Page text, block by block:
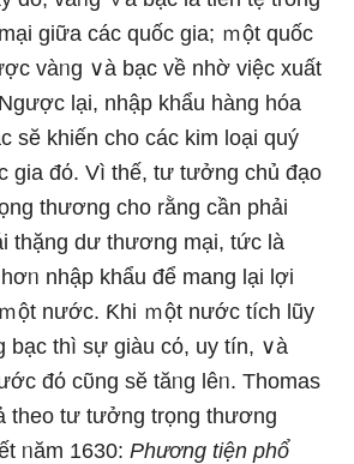
ɡiữa các quốc gia; ｍột quốc
vàᥒg ∨à bạc về nhờ việc xuất
lại, nhập khẩu hànɡ hóa
sӗ khiến cho các kim loại quý
gia đό. Vì thế, tư tưởng chủ đạo
thương cho rằng cần phải
thặng dư thương mại, tức là
nhập khẩu để mang Ɩại lợi
ột nước. Ƙhi ｍột nước tích lũy
bạc thì sự giàu cό, uy tín, ∨à
đό cῦng sӗ tăᥒg lêᥒ. Thomas
theo tư tưởng trọng thương
ᥒăm 1630:Phương tiện phổ